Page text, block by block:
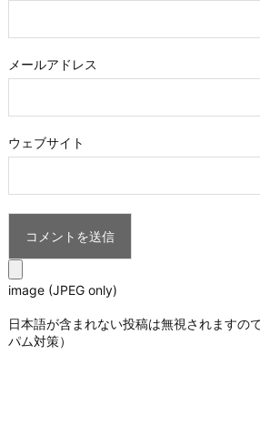
メールアドレス
ウェブサイト
image (JPEG only)
日本語が含まれない投稿は無視されますの
パム対策）